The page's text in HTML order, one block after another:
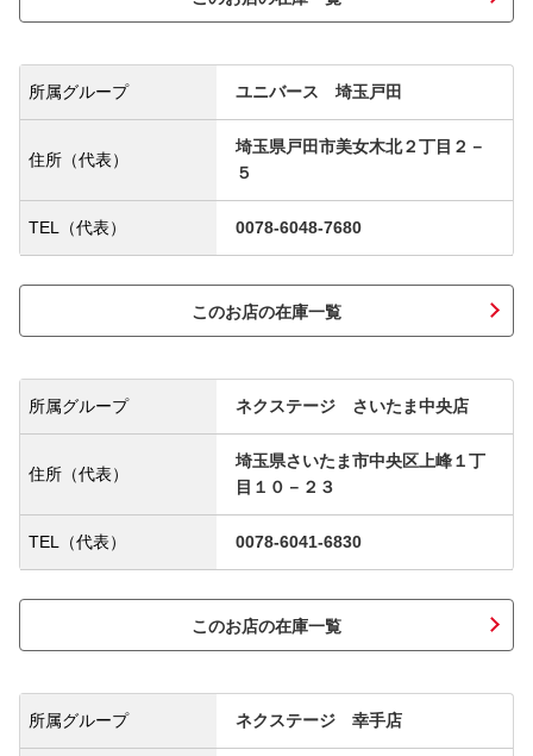
所属グループ ユニバース 埼玉戸田
住所（代表）
埼玉県戸田市美女木北２丁目２－
５
TEL（代表） 0078-6048-7680
このお店の在庫一覧
所属グループ ネクステージ さいたま中央店
住所（代表）
埼玉県さいたま市中央区上峰１丁
目１０－２３
TEL（代表） 0078-6041-6830
このお店の在庫一覧
所属グループ ネクステージ 幸手店